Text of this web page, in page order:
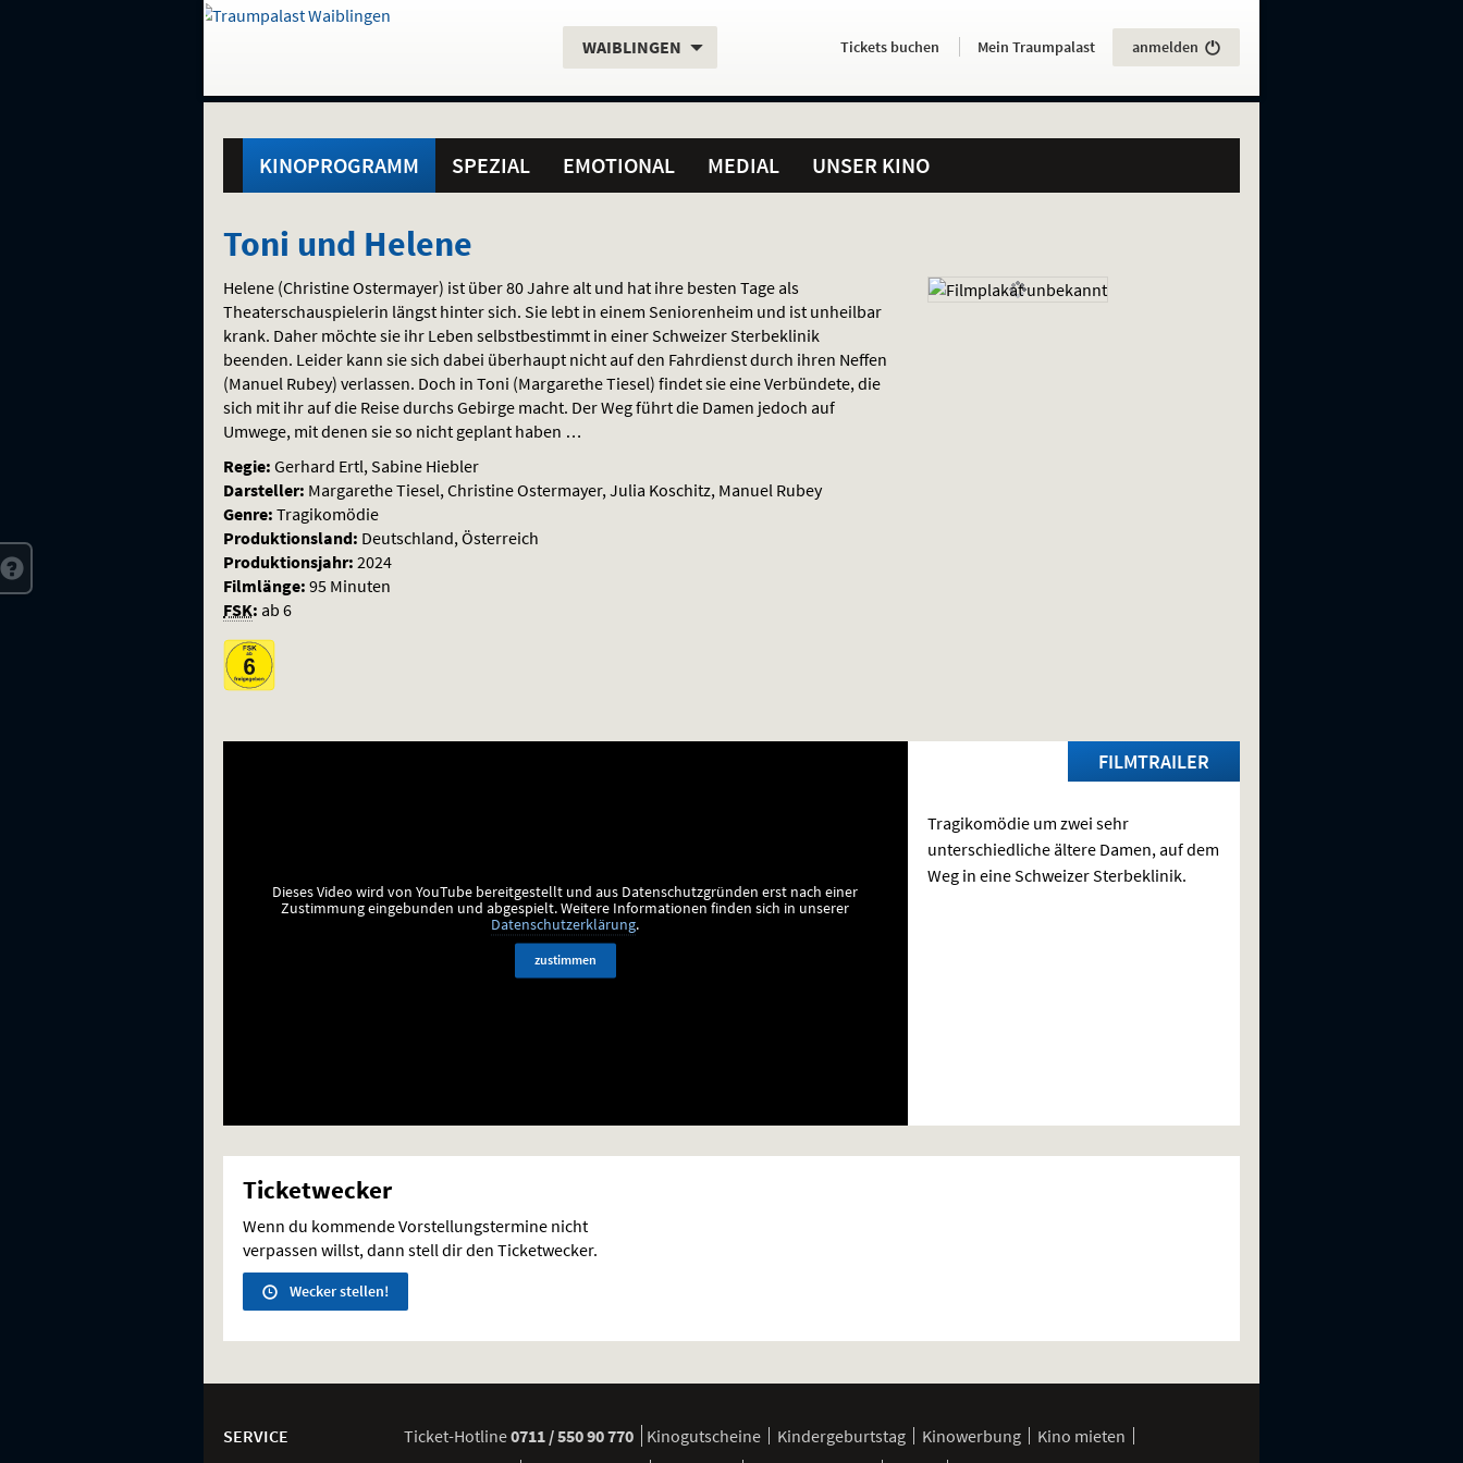
direkt
Inhalt
Menü
und
Gehe
Standortauswahl
Aktueller
WAIBLINGEN Servicefunktionen
Aktuelles
HierTickets buchen . Mein Traumpalast anmelden
KINOPROGRAMM SPEZIAL EMOTIONAL MEDIAL UNSER KINO
Toni
und
Helene
Toni und Helene
Helene (Christine Ostermayer) ist über 80 Jahre alt und hat ihre besten Tage als
Theaterschauspielerin längst hinter sich. Sie lebt in einem Seniorenheim und ist unheilbar
krank. Daher möchte sie ihr Leben selbstbestimmt in einer Schweizer Sterbeklinik
beenden. Leider kann sie sich dabei überhaupt nicht auf den Fahrdienst durch ihren Neffen
(Manuel Rubey) verlassen. Doch in Toni (Margarethe Tiesel) findet sie eine Verbündete, die
sich mit ihr auf die Reise durchs Gebirge macht. Der Weg führt die Damen jedoch auf
Umwege, mit denen sie so nicht geplant haben …
Regie: Gerhard Ertl, Sabine Hiebler
Darsteller: Margarethe Tiesel, Christine Ostermayer, Julia Koschitz, Manuel Rubey
Genre: Tragikomödie
Produktionsland: Deutschland, Österreich
Produktionsjahr: 2024
Filmlänge: 95 Minuten
FSK: ab 6
FILMTRAILER
Dieses Video wird von YouTube bereitgestellt und aus Datenschutzgründen erst nach einer
Zustimmung eingebunden und abgespielt.Weitere Informationen finden sich in unserer
Datenschutzerklärung.
zustimmen
Tragikomödie um zwei sehr
unterschiedliche ältere Damen, auf dem
Weg in eine Schweizer Sterbeklinik.
Ticketwecker
Wenn du kommende Vorstellungstermine nicht
verpassen willst, dann stell dir den Ticketwecker.
Wecker stellen!
SERVICE Ticket-Hotline0711 / 550 90 770 Kinogutscheine Kindergeburtstag Kinowerbung
Kino mieten